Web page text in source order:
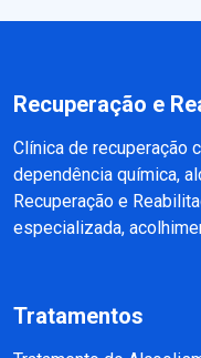
Recuperação e
Clínica de recuperação
dependência química,
Recuperação e
especializada,
Tratamentos